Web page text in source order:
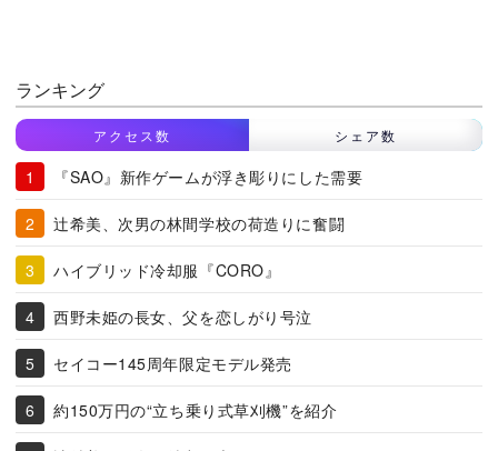
ランキング
アクセス数 シェア数
『SAO』新作ゲームが浮き彫りにした需要
辻希美、次男の林間学校の荷造りに奮闘
ハイブリッド冷却服『CORO』
西野未姫の長女、父を恋しがり号泣
セイコー145周年限定モデル発売
約150万円の“立ち乗り式草刈機”を紹介